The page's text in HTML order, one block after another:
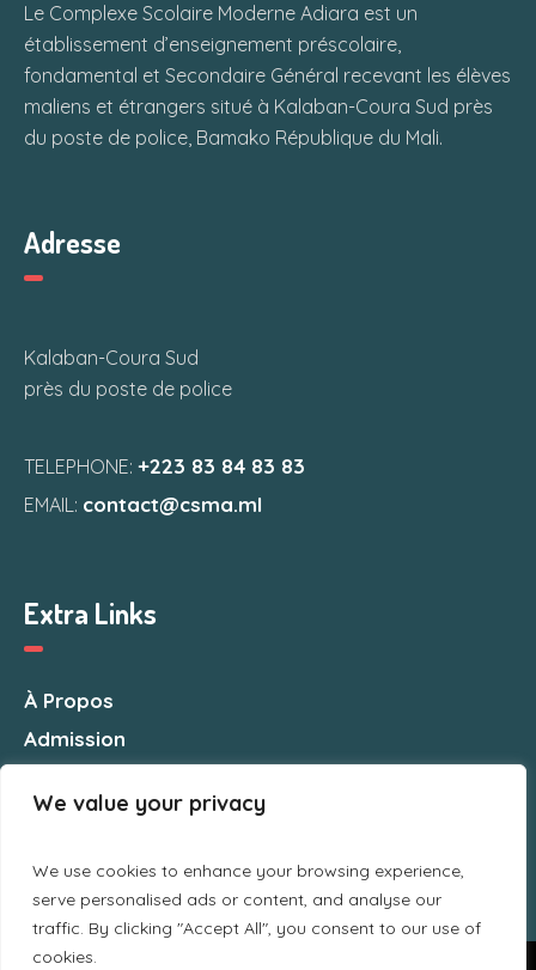
We value your privacy
We use cookies to enhance your browsing experience,
serve personalised ads or content, and analyse our
traffic. By clicking "Accept All", you consent to our use of
cookies.
Le Complexe Scolaire Moderne Adiara est un
établissement d’enseignement préscolaire,
fondamental et Secondaire Général recevant les élèves
maliens et étrangers situé à Kalaban-Coura Sud près
du poste de police, Bamako République du Mali.
Adresse
Kalaban-Coura Sud
près du poste de police
TELEPHONE:+223 83 84 83 83
EMAIL: contact@csma.ml
Extra Links
À Propos
Admission